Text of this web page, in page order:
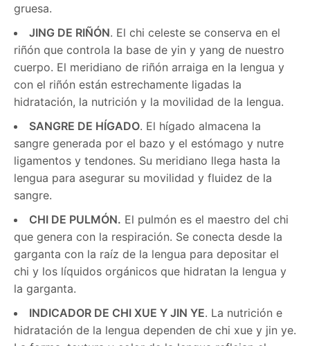
gruesa.
JING DE RIÑÓN. El chi celeste se conserva en el
riñón que controla la base de yin y yang de nuestro
cuerpo. El meridiano de riñón arraiga en la lengua y
con el riñón están estrechamente ligadas la
hidratación, la nutrición y la movilidad de la lengua.
SANGRE DE HÍGADO. El hígado almacena la
sangre generada por el bazo y el estómago y nutre
ligamentos y tendones. Su meridiano llega hasta la
lengua para asegurar su movilidad y fluidez de la
sangre.
CHI DE PULMÓN. El pulmón es el maestro del chi
que genera con la respiración. Se conecta desde la
garganta con la raíz de la lengua para depositar el
chi y los líquidos orgánicos que hidratan la lengua y
la garganta.
INDICADOR DE CHI XUE Y JIN YE. La nutrición e
hidratación de la lengua dependen de chi xue y jin ye.